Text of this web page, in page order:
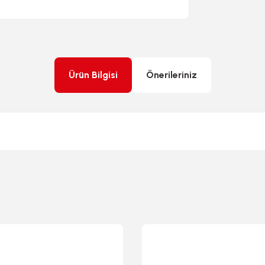
Ürün Bilgisi Önerileriniz